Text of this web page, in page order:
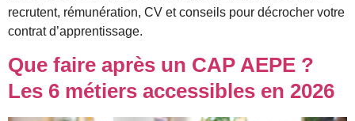
recrutent, rémunération, CV et conseils pour décrocher votre
contrat d’apprentissage.
Que faire après un CAP AEPE ?
Les 6 métiers accessibles en 2026